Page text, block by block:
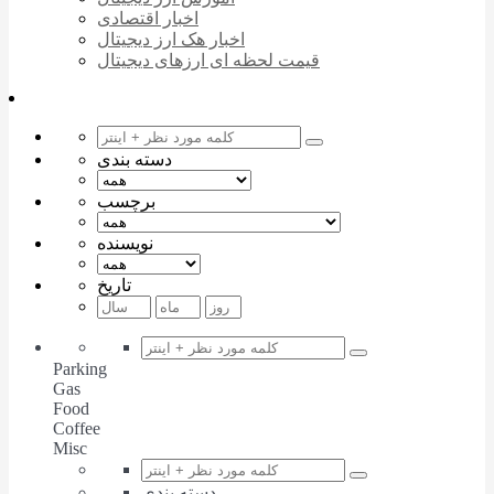
اخبار اقتصادی
اخبار هک ارز دیجیتال
قیمت لحظه ای ارزهای دیجیتال
دسته بندی
برچسب
نویسنده
تاریخ
Parking
Gas
Food
Coffee
Misc